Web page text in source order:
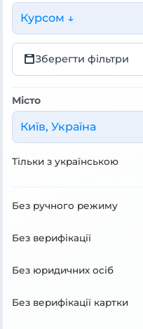
Курсом ↓
Зберегти фільтри
Місто
Київ, Україна
Тільки з українською
Без ручного режиму
Без верифікації
Без юридичних осіб
Без верифікації картки